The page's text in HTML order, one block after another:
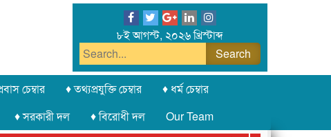
৮ই আগস্ট, ২০২৬ খ্রিস্টাব্দ
চেম্বার ♦ তথ্যপ্রযুক্তি চেম্বার
♦ ধর্ম চেম্বার
♦ সরকারী দল ♦ বিরোধী দল
Our Team